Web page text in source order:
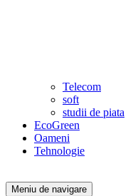
Telecom
soft
studii de piata
EcoGreen
Oameni
Tehnologie
Meniu de navigare